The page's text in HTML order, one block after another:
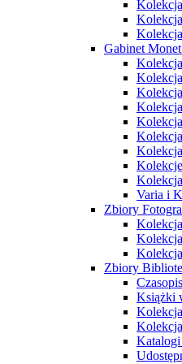
Gabinet
Varia i
Zbiory
Zbiory
Książki